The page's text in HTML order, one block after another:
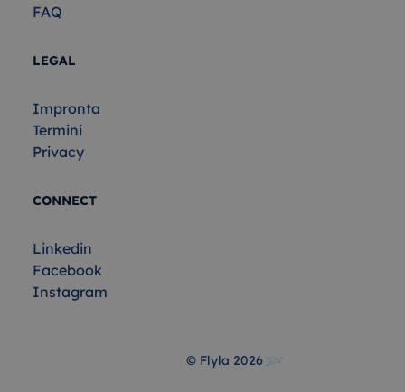
FAQ
LEGAL
Impronta
Termini
Privacy
CONNECT
Linkedin
Facebook
Instagram
© Flyla 2026